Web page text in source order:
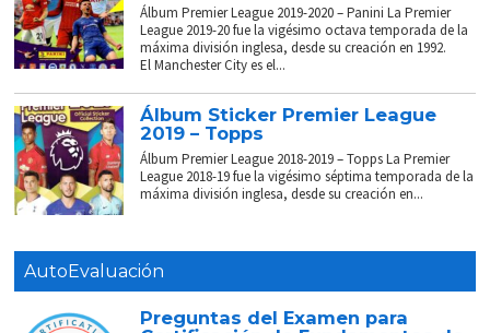
Álbum Premier League 2019-2020 – Panini La Premier
League 2019-20 fue la vigésimo octava temporada de la
máxima división inglesa, desde su creación en 1992.
El Manchester City es el...
Álbum Sticker Premier League
2019 – Topps
Álbum Premier League 2018-2019 – Topps La Premier
League 2018-19 fue la vigésimo séptima temporada de la
máxima división inglesa, desde su creación en...
AutoEvaluación
Preguntas del Examen para